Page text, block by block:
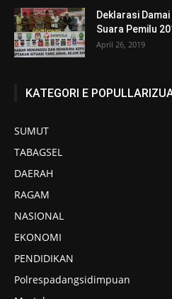
Deklarasi
Suara Pemilu
April 26, 2019
KATEGORI E
SUMUT
TABAGSEL
DAERAH
RAGAM
NASIONAL
EKONOMI
PENDIDIKAN
Polrespadangsidimpuan